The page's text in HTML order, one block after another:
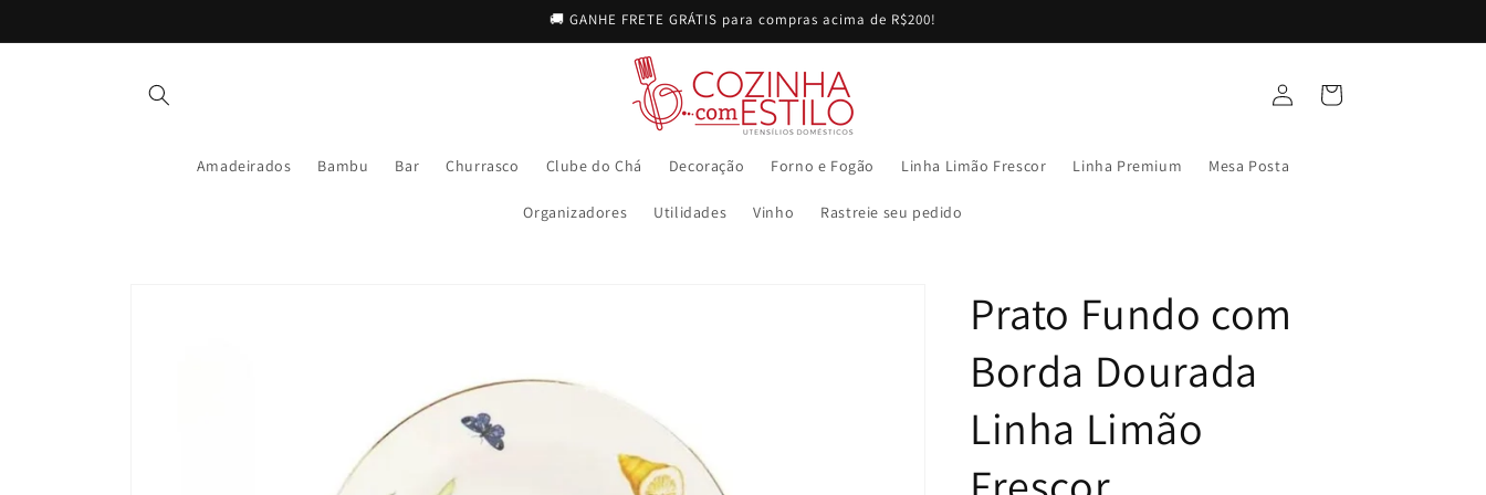
conteúdo
🚚 GANHE FRETE GRÁTIS para compras acima de R$200!
Amadeirados Bambu Bar Churrasco Clube do Chá Decoração Forno e Fogão Linha Limão Frescor Linha Premium Mesa Posta
Organizadores Utilidades Vinho Rastreie seu pedido
Fazer
login
Carrinho
Prato Fundo com
Borda Dourada
Linha Limão